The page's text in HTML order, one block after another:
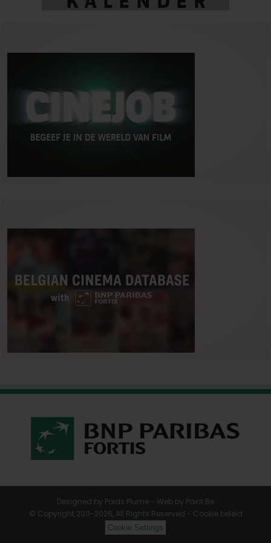
Designed by Poids Plume - Web by Point Be
© Copyright 2011-2026, All Rights Reserved - Cookie beleid
Cookie Settings